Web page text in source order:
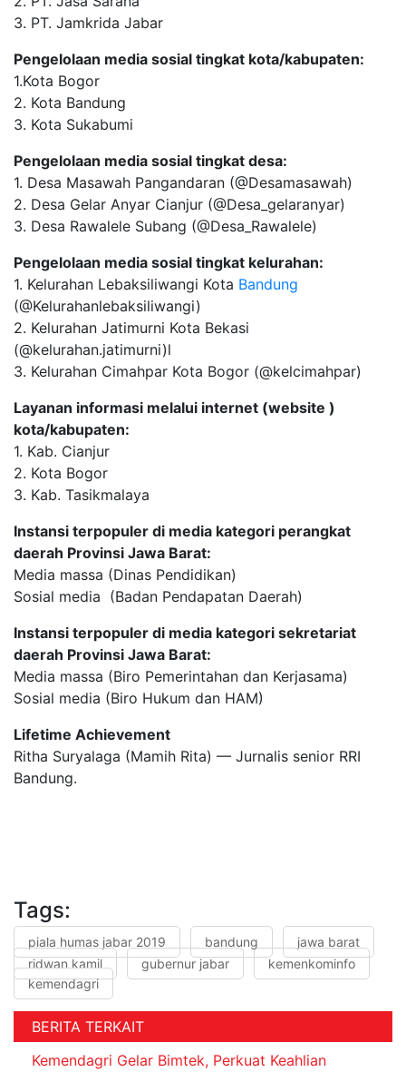
3. PT. Jamkrida Jabar
Pengelolaan media sosial tingkat kota/kabupaten:
1.Kota Bogor
2. Kota Bandung
3. Kota Sukabumi
Pengelolaan media sosial tingkat desa:
1. Desa Masawah Pangandaran (@Desamasawah)
2. Desa Gelar Anyar Cianjur (@Desa_gelaranyar)
3. Desa Rawalele Subang (@Desa_Rawalele)
Pengelolaan media sosial tingkat kelurahan:
1. Kelurahan Lebaksiliwangi Kota Bandung
(@Kelurahanlebaksiliwangi)
2. Kelurahan Jatimurni Kota Bekasi
(@kelurahan.jatimurni)l
3. Kelurahan Cimahpar Kota Bogor (@kelcimahpar)
Layanan informasi melalui internet (website )
kota/kabupaten:
1. Kab. Cianjur
2. Kota Bogor
3. Kab. Tasikmalaya
Instansi terpopuler di media kategori perangkat
daerah Provinsi Jawa Barat:
Media massa (Dinas Pendidikan)
Sosial media (Badan Pendapatan Daerah)
Instansi terpopuler di media kategori sekretariat
daerah Provinsi Jawa Barat:
Media massa (Biro Pemerintahan dan Kerjasama)
Sosial media (Biro Hukum dan HAM)
Lifetime Achievement
Ritha Suryalaga (Mamih Rita) — Jurnalis senior RRI
Bandung.
Tags:
piala humas jabar 2019 bandung
jawa barat
ridwan kamil
gubernur jabar
kemenkominfo
kemendagri
BERITA TERKAIT
Kemendagri Gelar Bimtek, Perkuat Keahlian